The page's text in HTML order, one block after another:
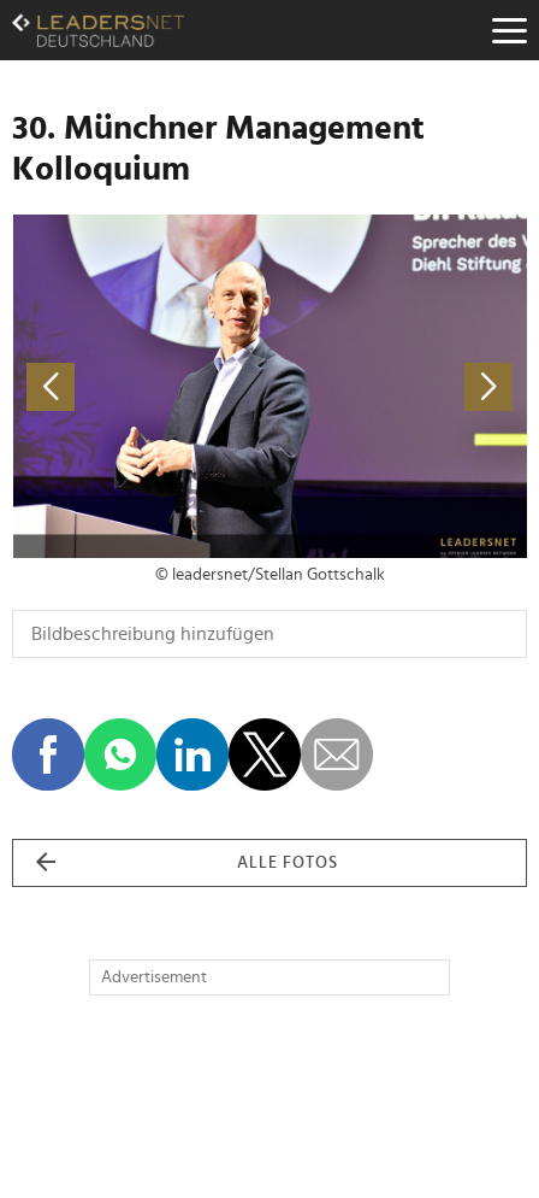
Zum
Inhalt
Zur
Navigation
Zur
Hauptnavigation
30. Münchner Management
Kolloquium
© leadersnet/Stellan Gottschalk
ALLE FOTOS
Advertisement